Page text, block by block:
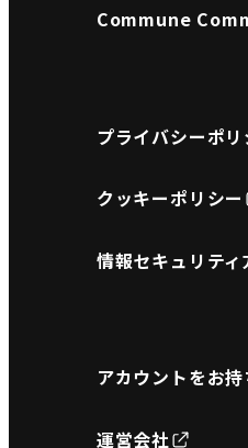
Commune
プライバシーポリ
クッキーポリシー
情報セキュリティ
アカウントをお
運営会社